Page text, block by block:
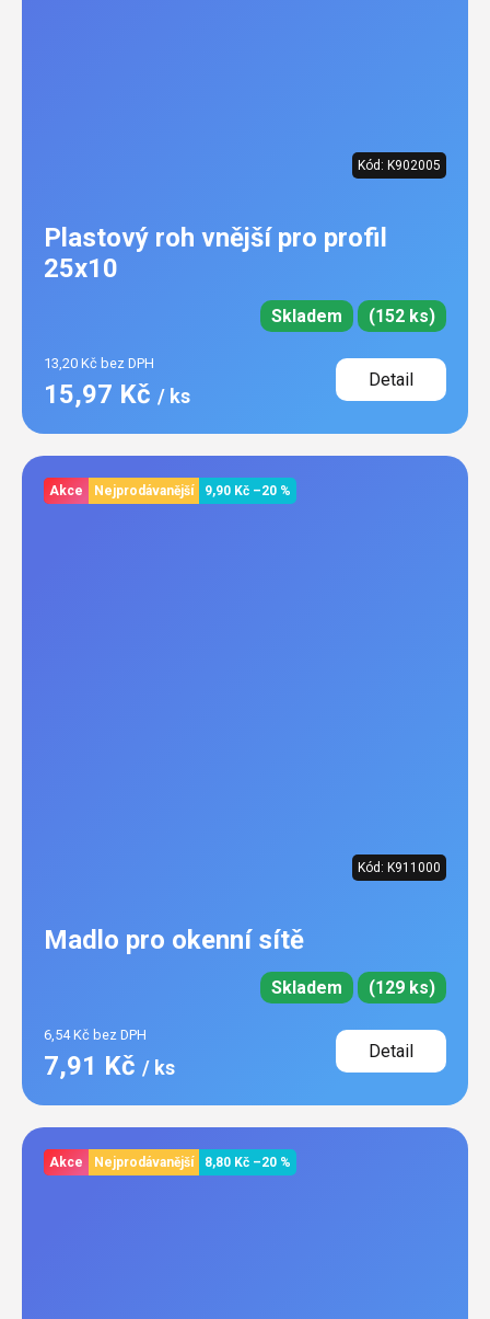
Kód: K902005
Plastový roh vnější pro profil
25x10
Skladem (152 ks)
13,20 Kč bez DPH
15,97 Kč / ks
Detail
Akce Nejprodávanější 9,90 Kč –20 %
Kód: K911000
Madlo pro okenní sítě
Skladem (129 ks)
6,54 Kč bez DPH
7,91 Kč / ks
Detail
Akce Nejprodávanější 8,80 Kč –20 %